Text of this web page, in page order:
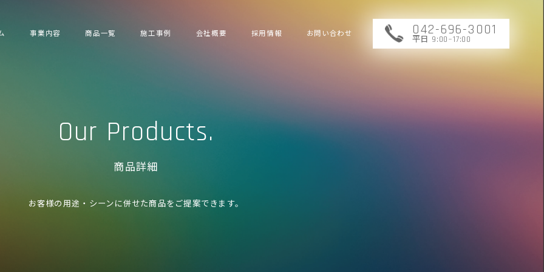
事業内容 商品一覧 施工事例 会社概要 採用情報 お問い合わせ 042-696-3001
平日 9:00~17:00
Our Products.
商品詳細
お客様の用途・シーンに併せた商品をご提案できます。